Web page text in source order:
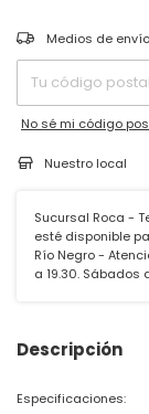
Entregas para el CP:
Medios de envío
No sé mi código
Nuestro local
Sucursal Roca -
esté disponible
Río Negro -
a 19.30. Sábados
Descripción
Especificaciones: